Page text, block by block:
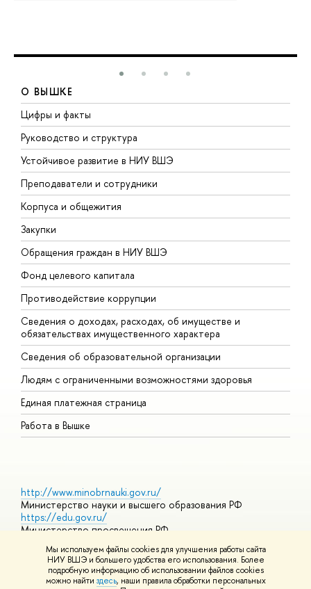
Мы используем файлы cookies для улучшения работы сайта
НИУ ВШЭ и большего удобства его использования. Более
подробную информацию об использовании файлов cookies
можно найти здесь, наши правила обработки персональных
О ВЫШКЕ
Цифры и факты
Руководство и структура
Устойчивое развитие в НИУ ВШЭ
Преподаватели и сотрудники
Корпуса и общежития
Закупки
Обращения граждан в НИУ ВШЭ
Фонд целевого капитала
Противодействие коррупции
Сведения о доходах, расходах, об имуществе и
обязательствах имущественного характера
Сведения об образовательной организации
Людям с ограниченными возможностями здоровья
Единая платежная страница
Работа в Вышке
http://www.minobrnauki.gov.ru/
Министерство науки и высшего образования РФ
https://edu.gov.ru/
Министерство просвещения РФ
https://elearning.hse.ru/mooc
Массовые открытые онлайн-курсы